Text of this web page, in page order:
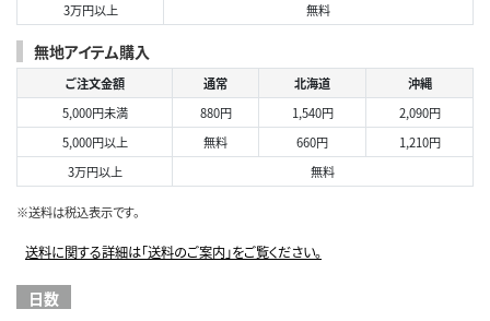
3万円以上
無料
無地アイテム購入
ご注文金額 通常 北海道
沖縄
5,000円未満
880円 1,540円
2,090円
5,000円以上
無料 660円
1,210円
3万円以上
無料
※送料は税込表示です。
送料に関する詳細は「送料のご案内」をご覧ください。
日数